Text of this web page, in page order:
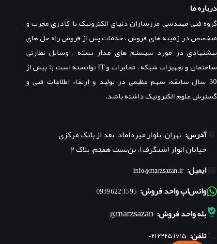
درباره ما
گروه فنی مهندسی مرزسازان دنیای الکترونیک با کادری مجرب و
متخصص در زمینه های فروش ، خدمات پس از فروش راه حل های
پیشنهادی در مورد سیستم های مدار بسته ، وسایل نظارتی
ساختمان و تجهیزات شبکه ، مخابرات و IT توانسته است با بیش از
30 سال سابقه، سهم عظیمی در تولید و ارتقاء اطلاعات فنی و
گسترش علوم الکترونیک داشته باشد.
آدرس: تهران، بلوار میرداماد، بعد از بانک مرکزی
خیابان انوار (شنگرف)، بن‌بست هفتم، پلاک ۲
ایمیل: info@marzsazan.ir
واتس‌اپ واحد فروش: 95 35 622 0939
بله واحد فروش: marzsazan@
تلفن: ۰۲۱ ۲۲۲۵ ۱۷۱۵